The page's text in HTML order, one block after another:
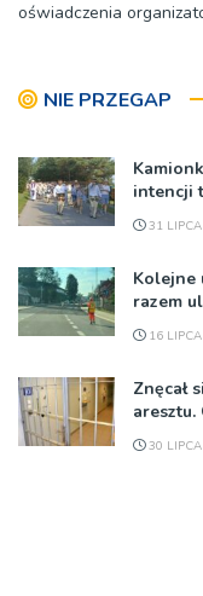
oświadczenia
NIE PRZEGAP
intencji
31
Kolejne
razem
16
Znęcał
30